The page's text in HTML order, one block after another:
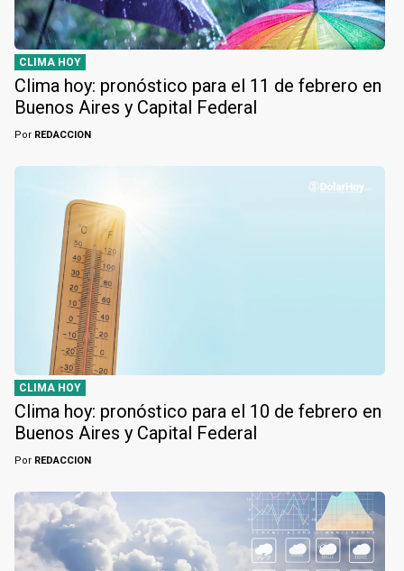
CLIMA HOY
Clima hoy: pronóstico para el 11 de febrero en
Buenos Aires y Capital Federal
Por REDACCION
CLIMA HOY
Clima hoy: pronóstico para el 10 de febrero en
Buenos Aires y Capital Federal
Por REDACCION